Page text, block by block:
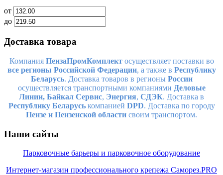
от
до
Доставка товара
Компания ПензаПромКомплектосуществляет поставки во
все регионы Российской Федерации, а также в Республику
Беларусь. Доставка товаров в регионы России
осуществляется транспортными компаниями Деловые
Линии, Байкал Сервис, Энергия, СДЭК. Доставка в
Республику Беларуськомпанией DPD. Доставка по городу
Пензе и Пензенской области своим транспортом.
Наши сайты
Парковочные барьеры и парковочное оборудование
Интернет-магазин профессионального крепежа Саморез.PRO